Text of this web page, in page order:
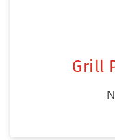
Grill